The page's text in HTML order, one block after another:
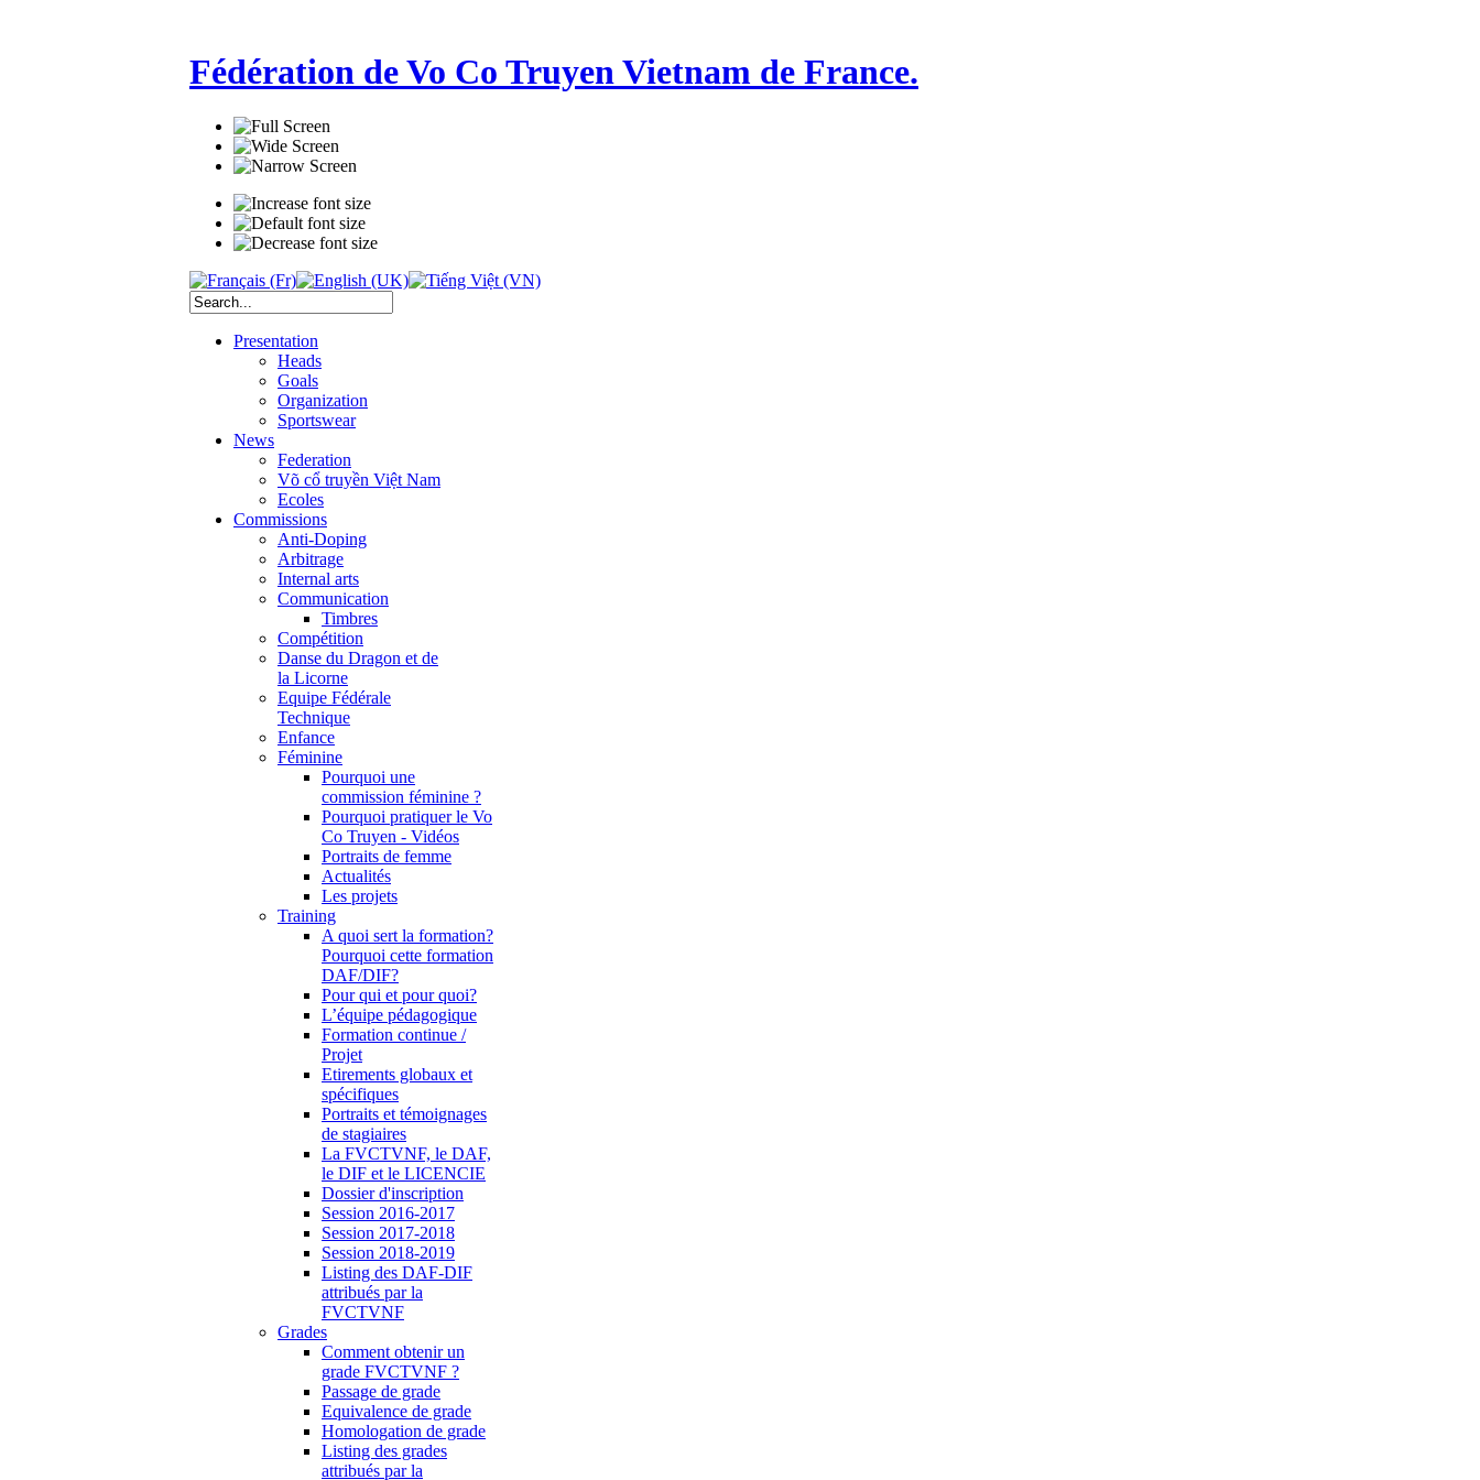
Fédération de Vo Co Truyen Vietnam de France.
Presentation
Heads
Goals
Organization
Sportswear
News
Federation
Võ cổ truyền Việt Nam
Ecoles
Commissions
Anti-Doping
Arbitrage
Internal arts
Communication
Timbres
Compétition
Danse du Dragon et de
la Licorne
Equipe Fédérale
Technique
Enfance
Féminine
Pourquoi une
commission féminine ?
Pourquoi pratiquer le Vo
Co Truyen - Vidéos
Portraits de femme
Actualités
Les projets
Training
A quoi sert la formation?
Pourquoi cette formation
DAF/DIF?
Pour qui et pour quoi?
L’équipe pédagogique
Formation continue /
Projet
Etirements globaux et
spécifiques
Portraits et témoignages
de stagiaires
La FVCTVNF, le DAF,
le DIF et le LICENCIE
Dossier d'inscription
Session 2016-2017
Session 2017-2018
Session 2018-2019
Listing des DAF-DIF
attribués par la
FVCTVNF
Grades
Comment obtenir un
grade FVCTVNF ?
Passage de grade
Equivalence de grade
Homologation de grade
Listing des grades
attribués par la